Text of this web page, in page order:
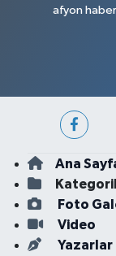
afyon haber
Ana
Foto
Video
Yazarlar